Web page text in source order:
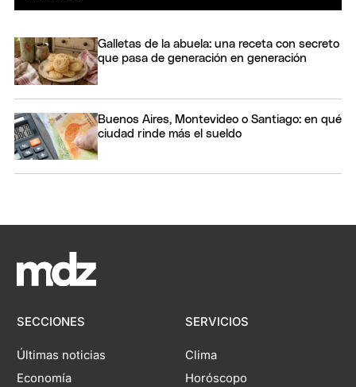
Galletas de la abuela: una receta con secreto
que pasa de generación en generación
Buenos Aires, Montevideo o Santiago: en qué
ciudad rinde más el sueldo
SECCIONES
Últimas noticias
Economía
SERVICIOS
Clima
Horóscopo